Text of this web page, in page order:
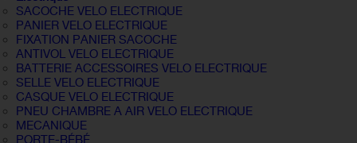
SACOCHE VELO ELECTRIQUE
PANIER VELO ELECTRIQUE
FIXATION PANIER SACOCHE
ANTIVOL VELO ELECTRIQUE
BATTERIE ACCESSOIRES VELO ELECTRIQUE
SELLE VELO ELECTRIQUE
CASQUE VELO ELECTRIQUE
PNEU CHAMBRE A AIR VELO ELECTRIQUE
MECANIQUE
PORTE-BÉBÉ